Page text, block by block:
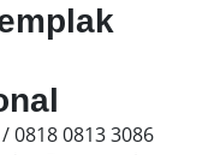
0818 0813 3086